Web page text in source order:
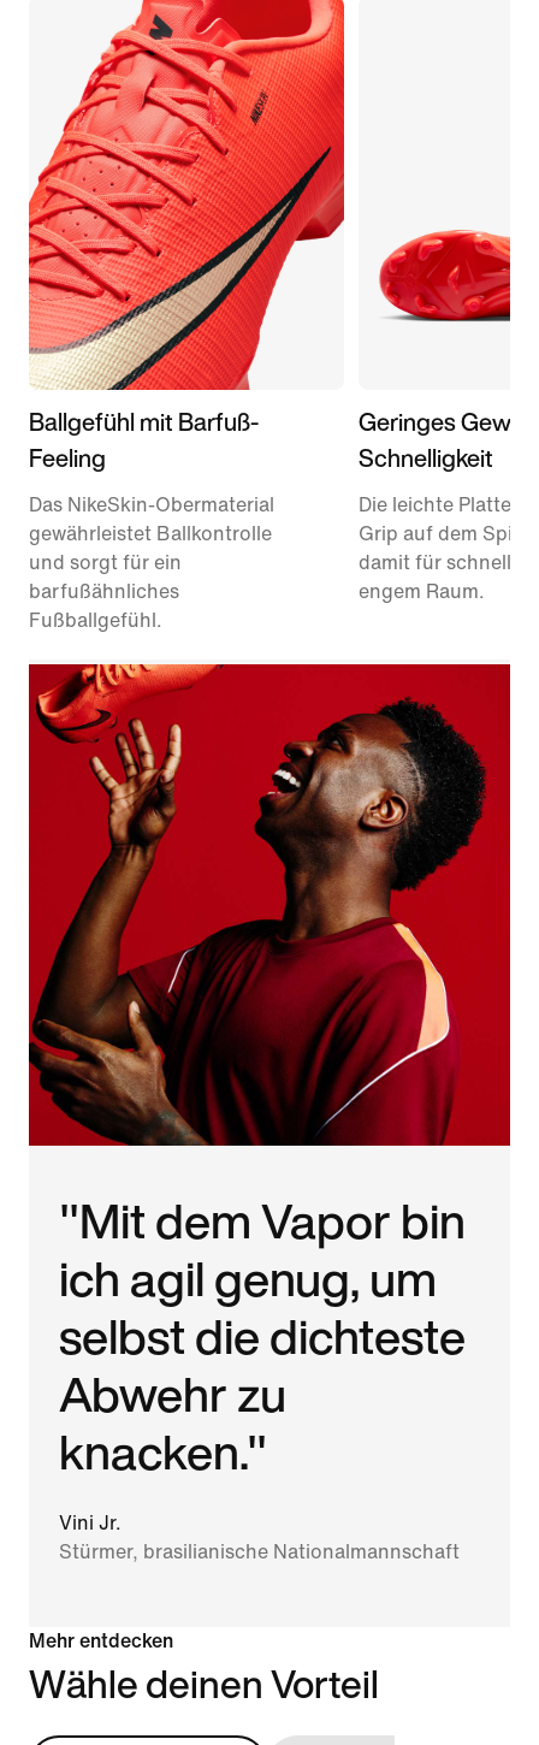
Ballgefühl mit Barfuß-
Feeling
Das NikeSkin-Obermaterial
gewährleistet Ballkontrolle
und sorgt für ein
barfußähnliches
Fußballgefühl.
Geringes
Schnelligkeit
Die leichte Platte
Grip auf dem
damit für schnelle
engem Raum.
"Mit dem Vapor bin
ich agil genug, um
selbst die dich­tes­te
Abwehr zu
knacken."
Vini Jr.
Stürmer, brasilianische Nationalmannschaft
Mehr entdecken
Wähle deinen Vorteil